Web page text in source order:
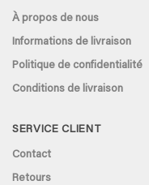
À propos de nous
Informations de livraison
Politique de confidentialité
Conditions de livraison
SERVICE CLIENT
Contact
Retours